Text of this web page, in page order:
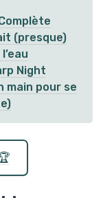
(presque)
Night
main pour se